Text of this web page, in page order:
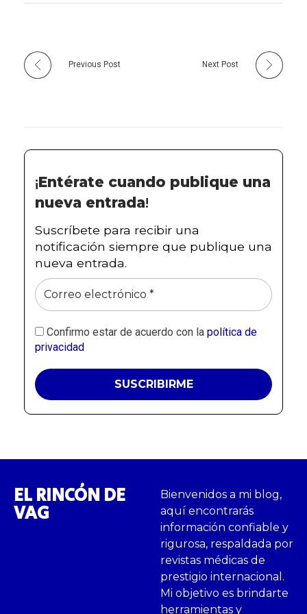
b
o
Previous Post Next Post
¡Entérate cuando publique una
nueva entrada!
Suscríbete para recibir una
notificación siempre que publique una
nueva entrada.
Confirmo estar de acuerdo con la política de
privacidad
EL RINCÓN DE
VAG
Bienvenidos a mi blog,
aquí encontrarás
información confiable y
rigurosa, respaldada por
revistas médicas de
prestigio internacional.
Mi objetivo es brindarte
herramientas y